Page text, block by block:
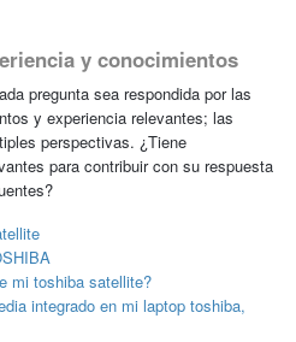
y conocimientos
pregunta sea respondida por las
y experiencia relevantes; las
perspectivas. ¿Tiene
para contribuir con su respuesta
mi toshiba satellite?
integrado en mi laptop toshiba,